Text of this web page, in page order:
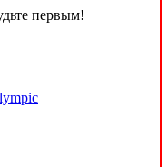
первым!